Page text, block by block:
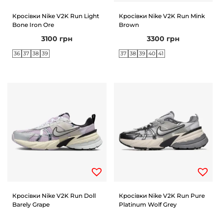
Кросівки Nike V2K Run Light
Bone Iron Ore
3100 грн
36 37 38 39
Кросівки Nike V2K Run Mink
Brown
3300 грн
37 38 39 40 41
Кросівки Nike V2K Run Doll
Barely Grape
Кросівки Nike V2K Run Pure
Platinum Wolf Grey